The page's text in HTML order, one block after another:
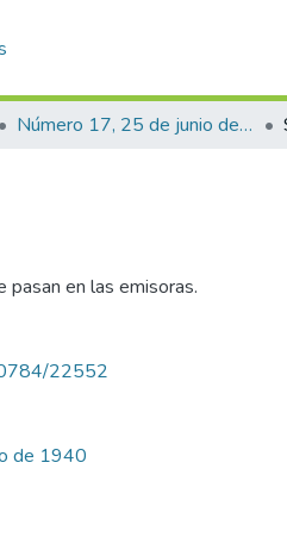
Número 17, 25 de junio de 1940
pasan en las emisoras.
22552
de 1940